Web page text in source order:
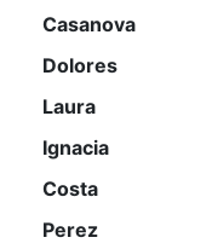
Casanova
Dolores
Laura
Ignacia
Costa
Perez